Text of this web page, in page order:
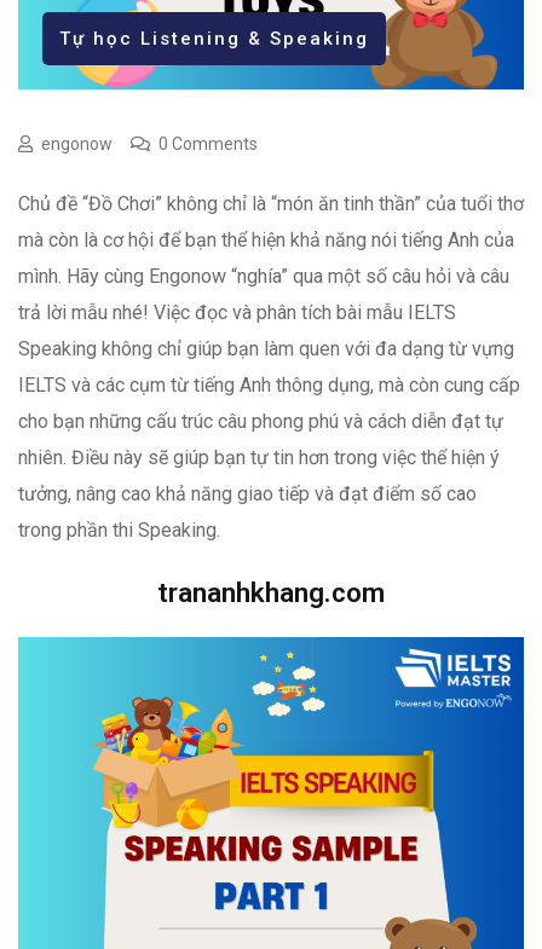
Tự học Listening & Speaking
engonow 0 Comments
Chủ đề “Đồ Chơi” không chỉ là “món ăn tinh thần” của tuổi thơ
mà còn là cơ hội để bạn thể hiện khả năng nói tiếng Anh của
mình. Hãy cùng Engonow “nghía” qua một số câu hỏi và câu
trả lời mẫu nhé! Việc đọc và phân tích bài mẫu IELTS
Speaking không chỉ giúp bạn làm quen với đa dạng từ vựng
IELTS và các cụm từ tiếng Anh thông dụng, mà còn cung cấp
cho bạn những cấu trúc câu phong phú và cách diễn đạt tự
nhiên. Điều này sẽ giúp bạn tự tin hơn trong việc thể hiện ý
tưởng, nâng cao khả năng giao tiếp và đạt điểm số cao
trong phần thi Speaking.
trananhkhang.com